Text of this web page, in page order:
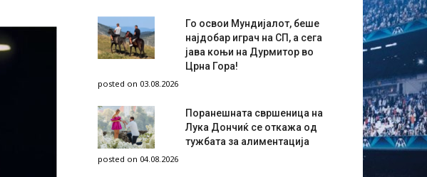
Го освои Мундијалот, беше
најдобар играч на СП, а сега
јава коњи на Дурмитор во
Црна Гора!
posted on 03.08.2026
Поранешната свршеница на
Лука Дончиќ се откажа од
тужбата за алиментација
posted on 04.08.2026